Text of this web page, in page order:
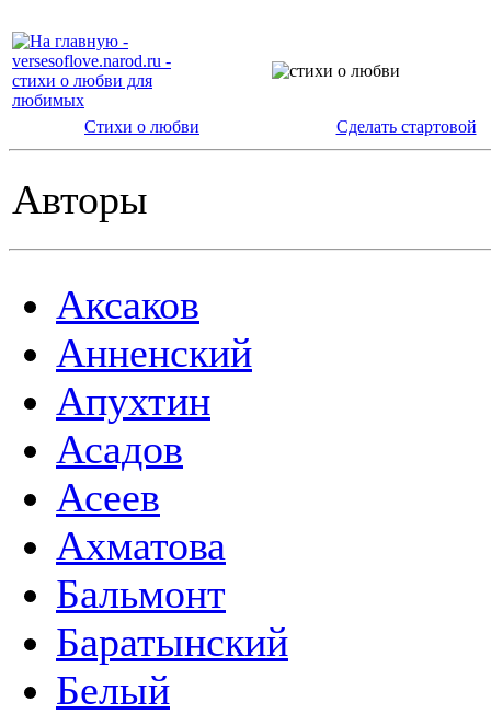
Стихи о любви Сделать стартовой
Авторы
Аксаков
Анненский
Апухтин
Асадов
Асеев
Ахматова
Бальмонт
Баратынский
Белый